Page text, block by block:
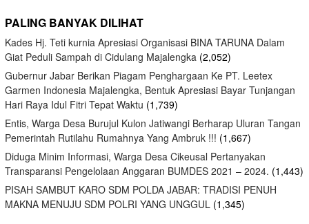
PALING BANYAK DILIHAT
Kades Hj. Teti kurnia Apresiasi Organisasi BINA TARUNA Dalam
Giat Peduli Sampah di Cidulang Majalengka (2,052)
Gubernur Jabar Berikan Piagam Penghargaan Ke PT. Leetex
Garmen Indonesia Majalengka, Bentuk Apresiasi Bayar Tunjangan
Hari Raya Idul Fitri Tepat Waktu (1,739)
Entis, Warga Desa Burujul Kulon Jatiwangi Berharap Uluran Tangan
Pemerintah Rutilahu Rumahnya Yang Ambruk !!! (1,667)
Diduga Minim Informasi, Warga Desa Cikeusal Pertanyakan
Transparansi Pengelolaan Anggaran BUMDES 2021 – 2024. (1,443)
PISAH SAMBUT KARO SDM POLDA JABAR: TRADISI PENUH
MAKNA MENUJU SDM POLRI YANG UNGGUL (1,345)